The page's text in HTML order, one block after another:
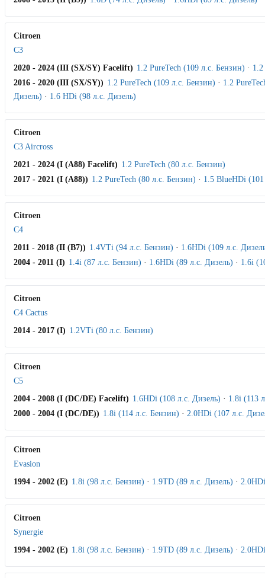
Citroen
C3
2020 - 2024 (III (SX/SY) Facelift) 1.2 PureTech (109 л.с. Бензин) ·
2016 - 2020 (III (SX/SY)) 1.2 PureTech (109 л.с. Бензин) · 1.2
Дизель) · 1.6 HDi (98 л.с. Дизель)
Citroen
C3 Aircross
2021 - 2024 (I (A88) Facelift) 1.2 PureTech (80 л.с. Бензин)
2017 - 2021 (I (A88)) 1.2 PureTech (80 л.с. Бензин) · 1.5 BlueHDi
Citroen
C4
2011 - 2018 (II (B7)) 1.4VTi (94 л.с. Бензин) · 1.6HDi (109 л.с.
2004 - 2011 (I) 1.4i (87 л.с. Бензин) · 1.6HDi (89 л.с. Дизель) · 1.6i
Citroen
C4 Cactus
2014 - 2017 (I) 1.2VTi (80 л.с. Бензин)
Citroen
C5
2004 - 2008 (I (DC/DE) Facelift) 1.6HDi (108 л.с. Дизель) · 1.8i (113
2000 - 2004 (I (DC/DE)) 1.8i (114 л.с. Бензин) · 2.0HDi (107 л.с.
Citroen
Evasion
1994 - 2002 (E) 1.8i (98 л.с. Бензин) · 1.9TD (89 л.с. Дизель) ·
Citroen
Synergie
1994 - 2002 (E) 1.8i (98 л.с. Бензин) · 1.9TD (89 л.с. Дизель) ·